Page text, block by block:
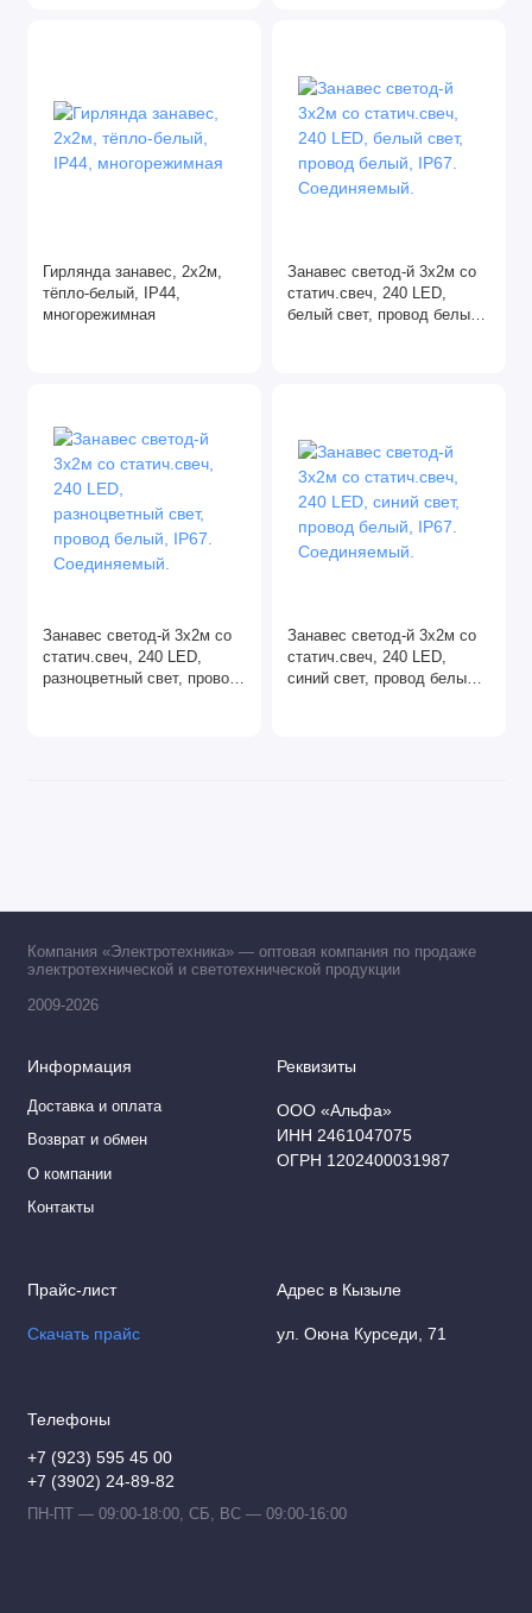
Гирлянда занавес, 2х2м,
тёпло-белый, IP44,
многорежимная
Занавес светод-й 3х2м со
статич.свеч, 240 LED,
белый свет, провод белый,
Занавес светод-й 3х2м со
статич.свеч, 240 LED,
разноцветный свет, провод
Занавес светод-й 3х2м со
статич.свеч, 240 LED,
синий свет, провод белый,
Компания «Электротехника» — оптовая компания по продаже
электротехнической и светотехнической продукции
2009-2026
Информация
Доставка и оплата
Возврат и обмен
О компании
Контакты
Реквизиты
ООО «Альфа»
ИНН 2461047075
ОГРН 1202400031987
Прайс-лист
Скачать прайс
Адрес в Кызыле
ул. Оюна Курседи, 71
Телефоны
+7 (923) 595 45 00
+7 (3902) 24-89-82
ПН-ПТ — 09:00-18:00, СБ, ВС — 09:00-16:00